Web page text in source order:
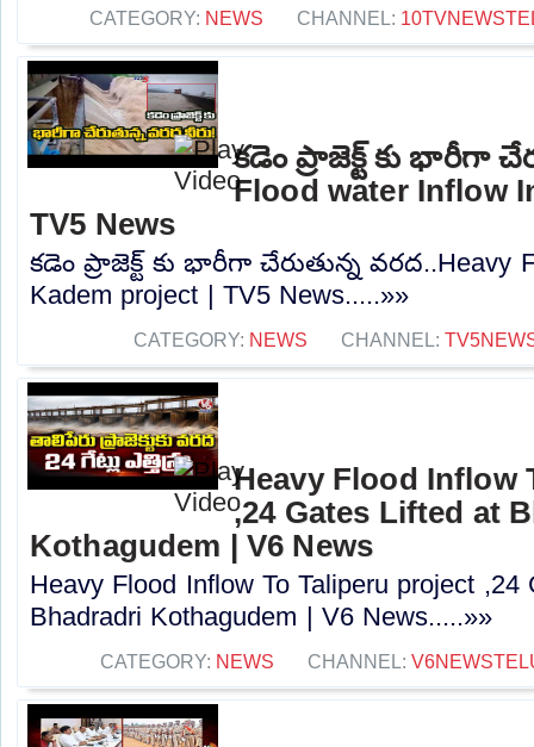
CATEGORY: NEWS CHANNEL:
కడెం ప్రాజెక్ట్ కు భారీగా
Flood water Inflow
TV5 News
కడెం ప్రాజెక్ట్ కు భారీగా చేరుతున్న వరద..Heavy
Kadem project | TV5 News.....»»
CATEGORY: NEWS CHANNEL:
Heavy Flood Inflow
,24 Gates Lifted at
Kothagudem | V6 News
Heavy Flood Inflow To Taliperu project ,24
Bhadradri Kothagudem | V6 News.....»»
CATEGORY: NEWS CHANNEL: